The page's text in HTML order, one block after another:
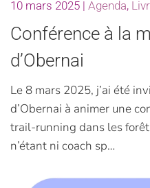
10 mars 2025 | Agenda,
Conférence à la
d’Obernai
Le 8 mars 2025, j’ai été
d’Obernai à animer une
trail-running dans les
n’étant ni coach sp…